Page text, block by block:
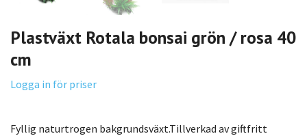
Plastväxt Rotala bonsai grön / rosa 40
cm
Logga in för priser
Fyllig naturtrogen bakgrundsväxt.Tillverkad av giftfritt